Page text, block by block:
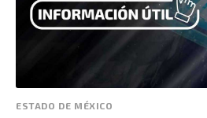
ESTADO DE MÉXICO